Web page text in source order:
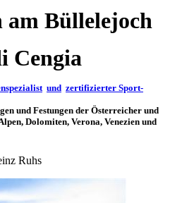
am Büllelejoch
Cengia
und zertifizierter Sport-
und Festungen der Österreicher und
Dolomiten, Verona, Venezien und
Ruhs